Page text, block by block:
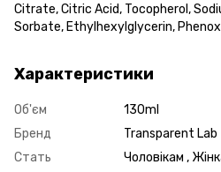
Citrate, Citric Acid, Tocopherol,
Sorbate, Ethylhexylglycerin,
Характеристики
Об'єм
130ml
Бренд
Transparent Lab
Стать
Чоловікам ,